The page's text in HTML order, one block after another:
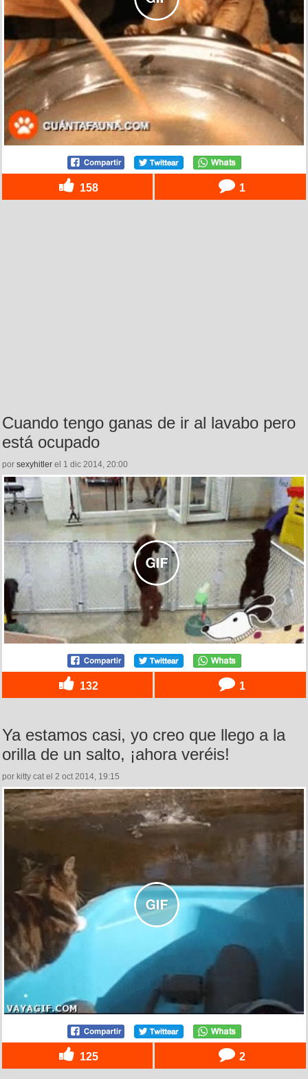
158 1
Cuando tengo ganas de ir al lavabo pero
está ocupado
por sexyhitler el 1 dic 2014, 20:00
132 1
Ya estamos casi, yo creo que llego a la
orilla de un salto, ¡ahora veréis!
por kitty cat el 2 oct 2014, 19:15
125 2